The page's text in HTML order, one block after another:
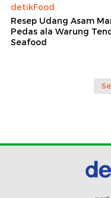
detikFood
Resep Udang Asam
Pedas ala Warung
Seafood